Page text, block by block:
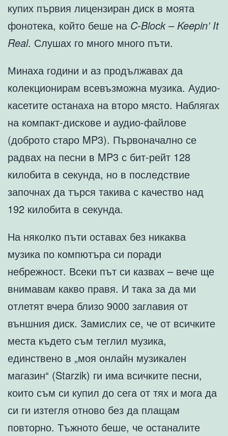
купих първия лицензиран диск в моята
фонотека, който беше на C-Block – Keepin’ It
Real. Слушах го много много пъти.
Минаха години и аз продължавах да
колекционирам всевъзможна музика. Аудио-
касетите останаха на второ място. Наблягах
на компакт-дискове и аудио-файлове
(доброто старо MP3). Първоначално се
радвах на песни в MP3 с бит-рейт 128
килобита в секунда, но в последствие
започнах да търся такива с качество над
192 килобита в секунда.
На няколко пъти оставах без никаква
музика по компютъра си поради
небрежност. Всеки път си казвах – вече ще
внимавам какво правя. И така за да ми
отлетят вчера близо 9000 заглавия от
външния диск. Замислих се, че от всичките
места където съм теглил музика,
единствено в „моя онлайн музикален
магазин“ (Starzik) ги има всичките песни,
които съм си купил до сега от тях и мога да
си ги изтегля отново без да плащам
повторно. Тъжното беше, че останалите